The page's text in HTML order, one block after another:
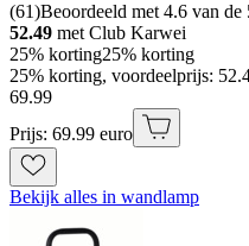
(61)Beoordeeld met 4.6 van
52.49 met Club Karwei
25% korting25% korting
25% korting, voordeelprijs:
69.99
Prijs: 69.99 euro
Bekijk alles in wandlamp